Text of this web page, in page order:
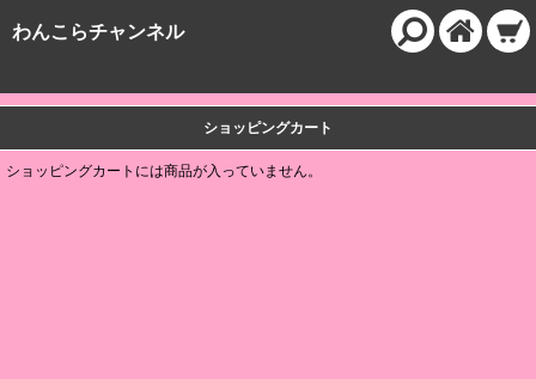
わんこらチャンネル
ショッピングカート
ショッピングカートには商品が入っていません。